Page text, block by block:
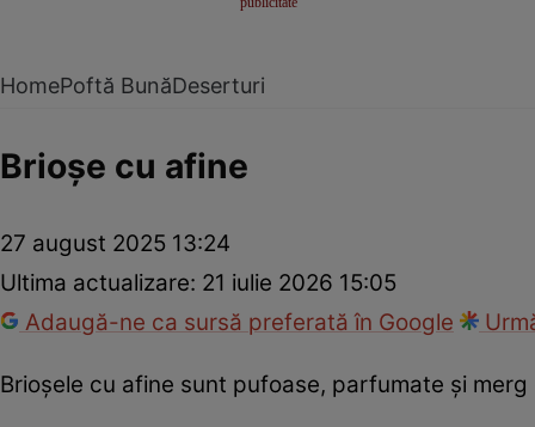
HomePoftă BunăDeserturi
Brioșe cu afine
27 august 2025 13:24
Ultima actualizare: 21 iulie 2026 15:05
Adaugă-ne ca sursă preferată în Google
Brioșele cu afine sunt pufoase, parfumate și